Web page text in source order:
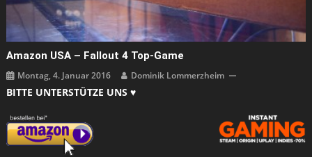
Amazon USA – Fallout 4 Top-Game
Montag, 4. Januar 2016 Dominik Lommerzheim
BITTE UNTERSTÜTZE UNS ♥